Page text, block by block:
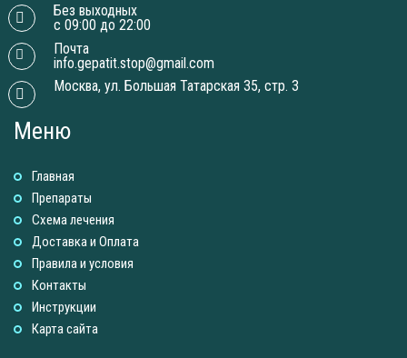
Без выходных
с 09:00 до 22:00
Почта
info.gepatit.stop@gmail.com
Москва, ул. Большая Татарская 35, стр. 3
Меню
Главная
Препараты
Схема лечения
Доставка и Оплатa
Правила и условия
Контакты
Инструкции
Карта сайта